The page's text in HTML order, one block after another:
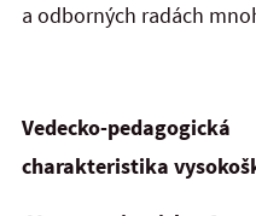
a odborných radách
Vedecko-pedagogická
charakteristika